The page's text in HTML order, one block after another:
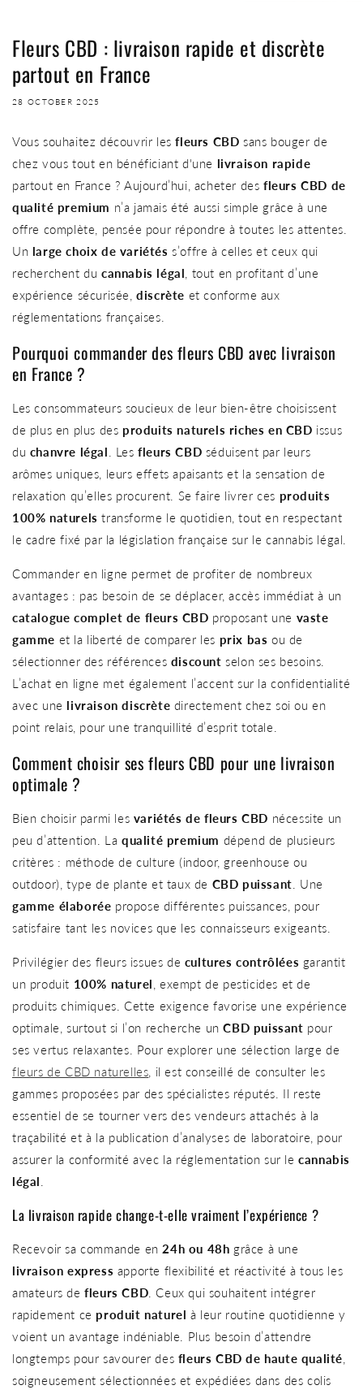
Fleurs CBD : livraison rapide et discrète
partout en France
28 OCTOBER 2025
Vous souhaitez découvrir lesfleurs CBD sans bouger de
chez vous tout en bénéficiant d'une livraison rapide
partout en France ? Aujourd’hui, acheter desfleurs CBD de
qualité premium n’a jamais été aussi simple grâce à une
offre complète, pensée pour répondre à toutes les attentes.
Un large choix de variétés s’offre à celles et ceux qui
recherchent du cannabis légal , tout en profitant d’une
expérience sécurisée,discrète et conforme aux
réglementations françaises.
Pourquoi commander des fleurs CBD avec livraison
en France ?
Les consommateurs soucieux de leur bien-être choisissent
de plus en plus des produits naturels riches en CBD issus
du chanvre légal . Lesfleurs CBD séduisent par leurs
arômes uniques, leurs effets apaisants et la sensation de
relaxation qu’elles procurent. Se faire livrer ces produits
100% naturels transforme le quotidien, tout en respectant
le cadre fixé par la législation française sur le cannabis légal.
Commander en ligne permet de profiter de nombreux
avantages : pas besoin de se déplacer, accès immédiat à un
catalogue complet de fleurs CBD proposant une vaste
gamme et la liberté de comparer les prix bas ou de
sélectionner des références discount selon ses besoins.
L’achat en ligne met également l’accent sur la confidentialité
avec une livraison discrète directement chez soi ou en
point relais, pour une tranquillité d’esprit totale.
Comment choisir ses fleurs CBD pour une livraison
optimale ?
Bien choisir parmi les variétés de fleurs CBD nécessite un
peu d’attention. La qualité premium dépend de plusieurs
critères : méthode de culture (indoor, greenhouse ou
outdoor), type de plante et taux de CBD puissant . Une
gamme élaborée propose différentes puissances, pour
satisfaire tant les novices que les connaisseurs exigeants.
Privilégier des fleurs issues de cultures contrôlées garantit
un produit 100% naturel , exempt de pesticides et de
produits chimiques. Cette exigence favorise une expérience
optimale, surtout si l’on recherche unCBD puissant pour
ses vertus relaxantes. Pour explorer une sélection large de
fleurs de CBD naturelles , il est conseillé de consulter les
gammes proposées par des spécialistes réputés. Il reste
essentiel de se tourner vers des vendeurs attachés à la
traçabilité et à la publication d’analyses de laboratoire, pour
assurer la conformité avec la réglementation sur lecannabis
légal
La livraison rapide change-t-elle vraiment l’expérience ?
Recevoir sa commande en24h ou 48h grâce à une
livraison express apporte flexibilité et réactivité à tous les
amateurs defleurs CBD . Ceux qui souhaitent intégrer
rapidement ce produit naturel à leur routine quotidienne y
voient un avantage indéniable. Plus besoin d’attendre
longtemps pour savourer des fleurs CBD de haute qualité
soigneusement sélectionnées et expédiées dans des colis